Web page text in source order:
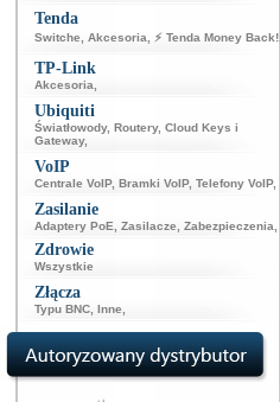
Tenda
Switche Akcesoria ⚡ Tenda Money Back!
TP-Link
Akcesoria
Ubiquiti
Światłowody, Routery, Cloud Keys i
Gateway,
VoIP
Centrale VoIP, Bramki VoIP, Telefony VoIP,
Zasilanie
Adaptery PoE Zasilacze Zabezpieczenia
Zdrowie
Wszystkie
Złącza
Typu BNC Inne